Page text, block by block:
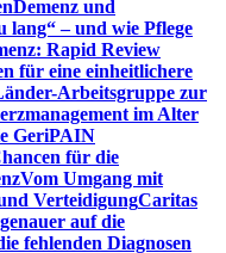
Demenz und
lang“ – und wie Pflege
Rapid Review
für eine einheitlichere
Arbeitsgruppe zur
im Alter
GeriPAIN
für die
Vom Umgang mit
VerteidigungCaritas
auf die
fehlenden Diagnosen